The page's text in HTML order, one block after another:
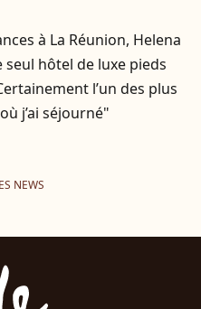
à La Réunion, Helena
seul hôtel de luxe pieds
l’un des plus
j’ai séjourné"
NEWS